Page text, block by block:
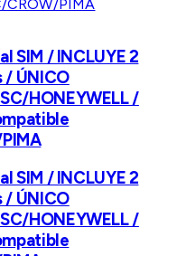
SIM / INCLUYE 2
/ ÚNICO
HONEYWELL /
SIM / INCLUYE 2
/ ÚNICO
HONEYWELL /